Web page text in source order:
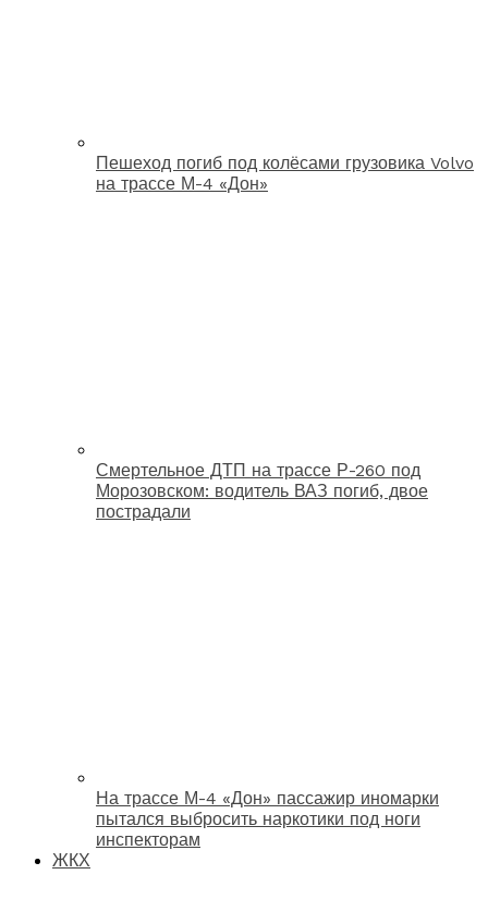
Пешеход погиб под колёсами грузовика Volvo
на трассе М-4 «Дон»
Смертельное ДТП на трассе Р-260 под
Морозовском: водитель ВАЗ погиб, двое
пострадали
На трассе М-4 «Дон» пассажир иномарки
пытался выбросить наркотики под ноги
инспекторам
ЖКХ